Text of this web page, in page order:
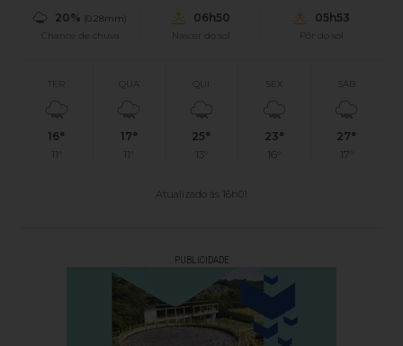
20% (0.28mm)
Chance de chuva
06h50
Nascer do sol
05h53
Pôr do sol
TER
16°
11°
QUA
17°
11°
25°
13°
SEX
23°
16°
SÁB
27°
17°
Atualizado às 16h01
PUBLICIDADE